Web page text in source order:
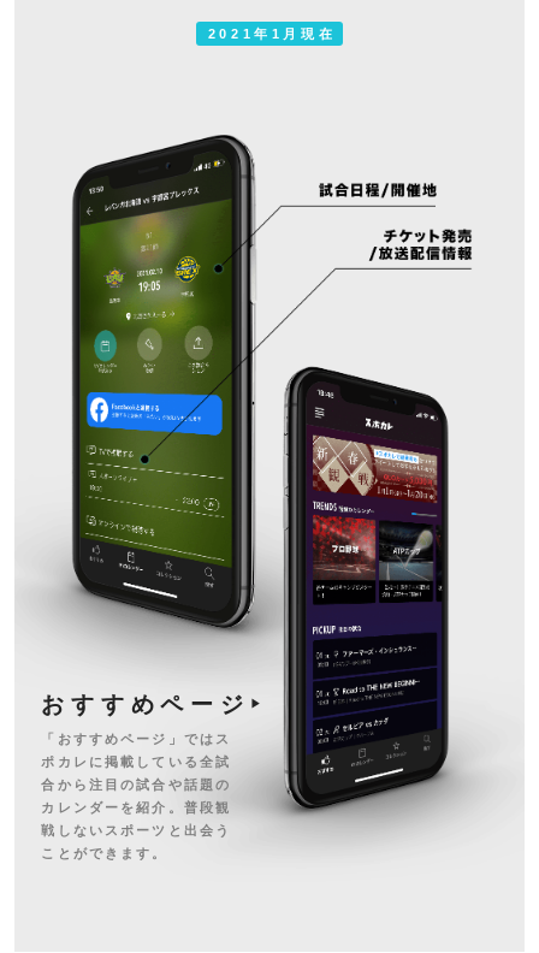
2021年1月現在
おすすめページ
「おすすめページ」ではス
ポカレに掲載している全試
合から注目の試合や話題の
カレンダーを紹介。普段観
戦しないスポーツと出会う
ことができます。